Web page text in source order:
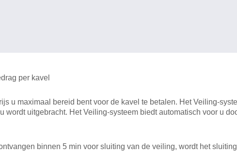
per kavel
u maximaal bereid bent voor de kavel te betalen. Het Veiling-
uitgebracht. Het Veiling-systeem biedt automatisch voor u
binnen 5 min voor sluiting van de veiling, wordt het